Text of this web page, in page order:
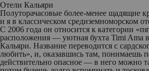
Отели Кальяри
Полуторачасовые более-менее щадящие
и я в классическом средиземноморском
С 2006 года он относится к категории
расположения — уютная бухта Timi Ama
Кальяри. Название переводится с
любить», и, оказавшись там, понимаешь
действительно опасное — в него можно